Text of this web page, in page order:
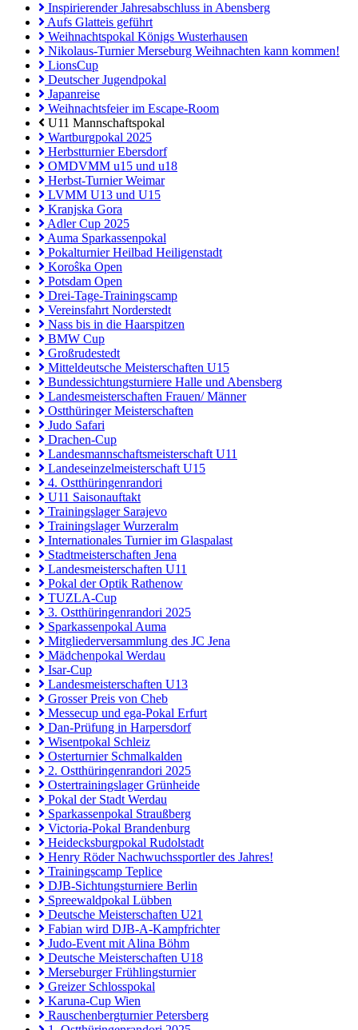
Inspirierender Jahresabschluss in Abensberg
Aufs Glatteis geführt
Weihnachtspokal Königs Wusterhausen
Nikolaus-Turnier Merseburg Weihnachten kann kommen!
LionsCup
Deutscher Jugendpokal
Japanreise
Weihnachtsfeier im Escape-Room
U11 Mannschaftspokal
Wartburgpokal 2025
Herbstturnier Ebersdorf
OMDVMM u15 und u18
Herbst-Turnier Weimar
LVMM U13 und U15
Kranjska Gora
Adler Cup 2025
Auma Sparkassenpokal
Pokalturnier Heilbad Heiligenstadt
Koroŝka Open
Potsdam Open
Drei-Tage-Trainingscamp
Vereinsfahrt Norderstedt
Nass bis in die Haarspitzen
BMW Cup
Großrudestedt
Mitteldeutsche Meisterschaften U15
Bundessichtungsturniere Halle und Abensberg
Landesmeisterschaften Frauen/ Männer
Ostthüringer Meisterschaften
Judo Safari
Drachen-Cup
Landesmannschaftsmeisterschaft U11
Landeseinzelmeisterschaft U15
4. Ostthüringenrandori
U11 Saisonauftakt
Trainingslager Sarajevo
Trainingslager Wurzeralm
Internationales Turnier im Glaspalast
Stadtmeisterschaften Jena
Landesmeisterschaften U11
Pokal der Optik Rathenow
TUZLA-Cup
3. Ostthüringenrandori 2025
Sparkassenpokal Auma
Mitgliederversammlung des JC Jena
Mädchenpokal Werdau
Isar-Cup
Landesmeisterschaften U13
Grosser Preis von Cheb
Messecup und ega-Pokal Erfurt
Dan-Prüfung in Harpersdorf
Wisentpokal Schleiz
Osterturnier Schmalkalden
2. Ostthüringenrandori 2025
Ostertrainingslager Grünheide
Pokal der Stadt Werdau
Sparkassenpokal Straußberg
Victoria-Pokal Brandenburg
Heidecksburgpokal Rudolstadt
Henry Röder Nachwuchssportler des Jahres!
Trainingscamp Teplice
DJB-Sichtungsturniere Berlin
Spreewaldpokal Lübben
Deutsche Meisterschaften U21
Fabian wird DJB-A-Kampfrichter
Judo-Event mit Alina Böhm
Deutsche Meisterschaften U18
Merseburger Frühlingsturnier
Greizer Schlosspokal
Karuna-Cup Wien
Rauschenbergturnier Petersberg